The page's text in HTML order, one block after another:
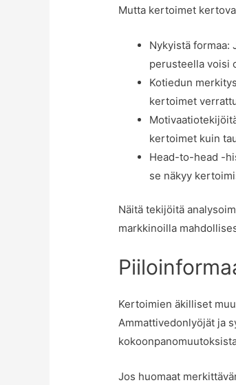
Mutta kertoimet
Nykyistä formaa:
perusteella voisi
Kotiedun
kertoimet
kertoimet kuin
Head-to-head -
se näkyy
Näitä tekijöitä
markkinoilla
Kertoimien äkilliset
Ammattivedonlyöjät ja
Jos huomaat